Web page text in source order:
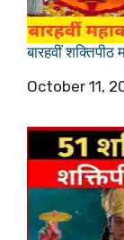
बारहवीं शक्तिपीठ
Date
October 11,